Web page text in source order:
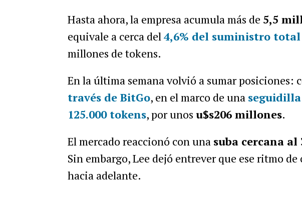
Hasta ahora, la empresa acumula más de 5,5
equivale a cerca del4,6% del suministro total
millones de tokens.
En la última semana volvió a sumar posiciones:
través de BitGo, en el marco de una
125.000 tokens, por unos u$s206 millones.
El mercado reaccionó con una suba cercana al
Sin embargo, Lee dejó entrever que ese ritmo
hacia adelante.